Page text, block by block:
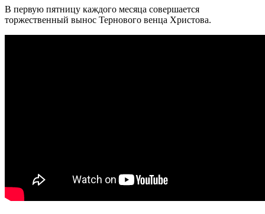
В первую пятницу каждого месяца совершается
торжественный вынос Тернового венца Христова.